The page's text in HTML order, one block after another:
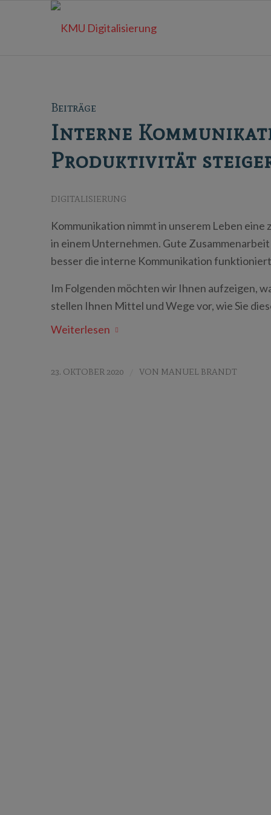
Beiträge
Interne
Produktivität
DIGITALISIERUNG
Kommunikation nimmt in unserem Leben
in einem Unternehmen. Gute
besser die interne Kommunikation
Im Folgenden möchten wir Ihnen aufzeigen,
stellen Ihnen Mittel und Wege vor, wie Sie
Weiterlesen
23. OKTOBER 2020 VON MANUEL BRANDT